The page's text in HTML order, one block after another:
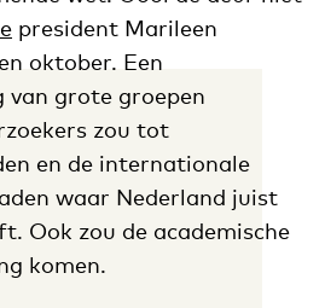
president Marileen
oktober. Een
van grote groepen
zou tot
en de internationale
waar Nederland juist
Ook zou de academische
komen.